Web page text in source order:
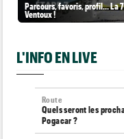
Parcours, favoris, profil… La
Ventoux !
L'INFO EN LIVE
Route
Quels seront les
Pogacar ?